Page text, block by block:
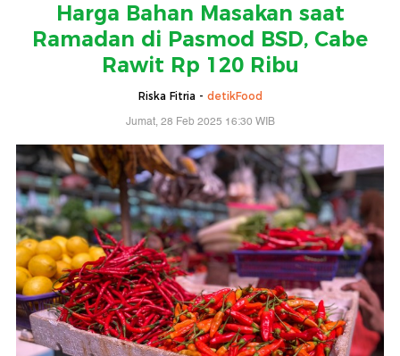
Harga Bahan Masakan saat
Ramadan di Pasmod BSD, Cabe
Rawit Rp 120 Ribu
Riska Fitria - detikFood
Jumat, 28 Feb 2025 16:30 WIB